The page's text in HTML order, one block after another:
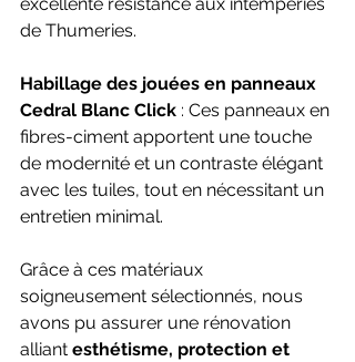
de Thumeries.
Habillage des jouées en panneaux
Cedral Blanc Click : Ces panneaux en
fibres-ciment apportent une touche
de modernité et un contraste élégant
avec les tuiles, tout en nécessitant un
entretien minimal.
Grâce à ces matériaux
soigneusement sélectionnés, nous
avons pu assurer une rénovation
alliant esthétisme, protection et